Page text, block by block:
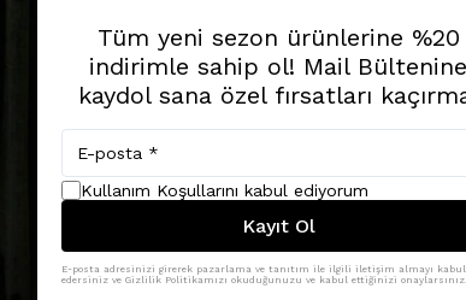
Tüm yeni sezon ürünlerine %20
indirimle sahip ol! Mail Bültenine
kaydol sana özel fırsatları
Kullanım Koşullarını kabul ediyorum
Kayıt Ol
E-posta adresinizi girerek pazarlama ve tanıtım ile ilgili iletişim almayı kabul
edersiniz ve Gizlilik Politikamızı okuduğunuzu ve kabul ettiğinizi onaylarsınız.